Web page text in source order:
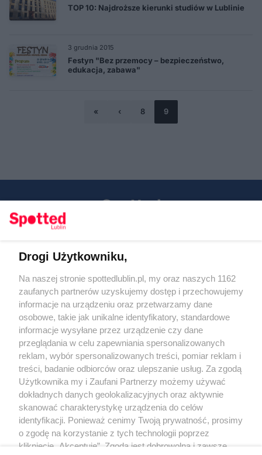
TOP 10: Najdroższe kierunki studiów w Lublinie
3 grudnia 2015
Festyn "Bez przemocy – bezpieczeństwo,
edukacja, zabawa"
« ‹ 8 9
KATEGORIE
OGŁOSZENIA
WYDARZENIA
NA SKRÓTY
Regulamin
Polityka prywatności
RODO
Warunki korzystania z treści
Drogi Użytkowniku,
Na naszej stronie spottedlublin.pl, my oraz naszych 1162
zaufanych partnerów uzyskujemy dostęp i przechowujemy
informacje na urządzeniu oraz przetwarzamy dane
osobowe, takie jak unikalne identyfikatory, standardowe
informacje wysyłane przez urządzenie czy dane
przeglądania w celu zapewniania spersonalizowanych
reklam, wybór spersonalizowanych treści, pomiar reklam i
treści, badanie odbiorców oraz ulepszanie usług. Za zgodą
Użytkownika my i Zaufani Partnerzy możemy używać
dokładnych danych geolokalizacyjnych oraz aktywnie
skanować charakterystykę urządzenia do celów
identyfikacji. Ponieważ cenimy Twoją prywatność, prosimy
o zgodę na korzystanie z tych technologii poprzez
kliknięcie „Akceptuję”. Zgoda jest dobrowolna i zawsze